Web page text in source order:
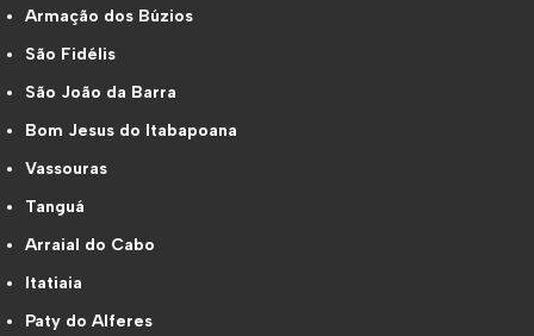
Armação dos Búzios
São Fidélis
São João da Barra
Bom Jesus do Itabapoana
Vassouras
Tanguá
Arraial do Cabo
Itatiaia
Paty do Alferes